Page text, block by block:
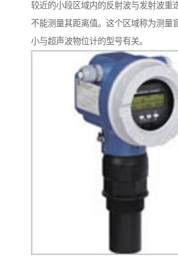
较近的小段区域内的反射波与发射波重
不能测量其距离值。这个区域称为测量
小与超声波物位计的型号有关。